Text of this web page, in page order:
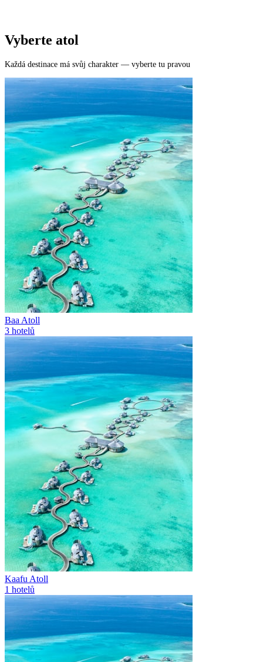
Vyberte atol
Každá destinace má svůj charakter — vyberte tu pravou
Baa Atoll
3 hotelů
Kaafu Atoll
1 hotelů